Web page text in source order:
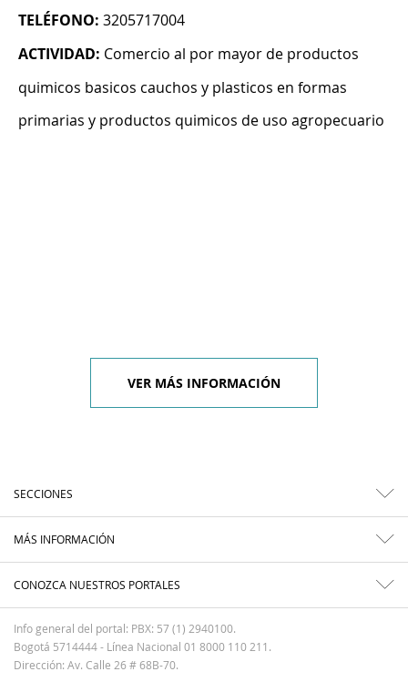
TELÉFONO: 3205717004
ACTIVIDAD: Comercio al por mayor de productos
quimicos basicos cauchos y plasticos en formas
primarias y productos quimicos de uso agropecuario
VER MÁS INFORMACIÓN
SECCIONES
MÁS INFORMACIÓN
CONOZCA NUESTROS PORTALES
Info general del portal: PBX: 57 (1) 2940100.
Bogotá 5714444 - Línea Nacional 01 8000 110 211.
Dirección: Av. Calle 26 # 68B-70.